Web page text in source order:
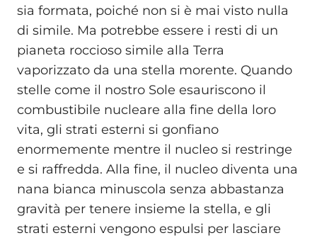
sia formata, poiché non si è mai visto nulla
di simile. Ma potrebbe essere i resti di un
pianeta roccioso simile alla Terra
vaporizzato da una stella morente. Quando
stelle come il nostro Sole esauriscono il
combustibile nucleare alla fine della loro
vita, gli strati esterni si gonfiano
enormemente mentre il nucleo si restringe
e si raffredda. Alla fine, il nucleo diventa una
nana bianca minuscola senza abbastanza
gravità per tenere insieme la stella, e gli
strati esterni vengono espulsi per lasciare